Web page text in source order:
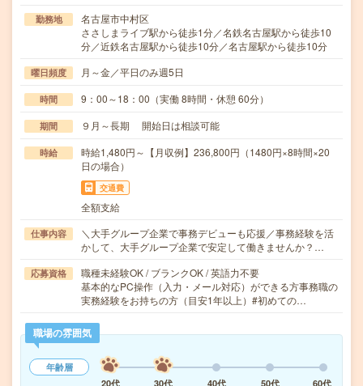
勤務地
名古屋市中村区
ささしまライブ駅から徒歩1分／名鉄名古屋駅から徒歩10
分／近鉄名古屋駅から徒歩10分／名古屋駅から徒歩10分
曜日頻度 月～金／平日のみ週5日
時間 9：00～18：00（実働 8時間・休憩 60分）
期間 ９月～長期 開始日は相談可能
時給
時給1,480円～【月収例】236,800円（1480円×8時間×20
日の場合）
交通費
全額支給
仕事内容
＼大手グループ企業で事務デビューも応援／事務経験を活
かして、大手グループ企業で安定して働きませんか？…
応募資格
職種未経験OK / ブランクOK / 英語力不要
基本的なPC操作（入力・メール対応）ができる方事務職の
実務経験をお持ちの方（目安1年以上）#初めての…
職場の雰囲気
年齢層
20代
30代 40代 50代
60代